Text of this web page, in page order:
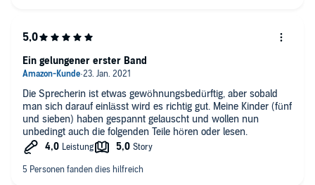
Die Sprecherin ist etwas gewöhnungsbedürftig, aber sobald
man sich darauf einlässt wird es richtig gut. Meine Kinder (fünf
und sieben) haben gespannt gelauscht und wollen nun
unbedingt auch die folgenden Teile hören oder lesen.
Ein gelungener erster Band